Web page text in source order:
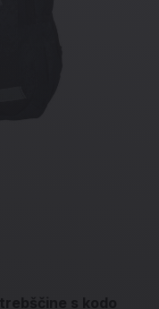
s kodo